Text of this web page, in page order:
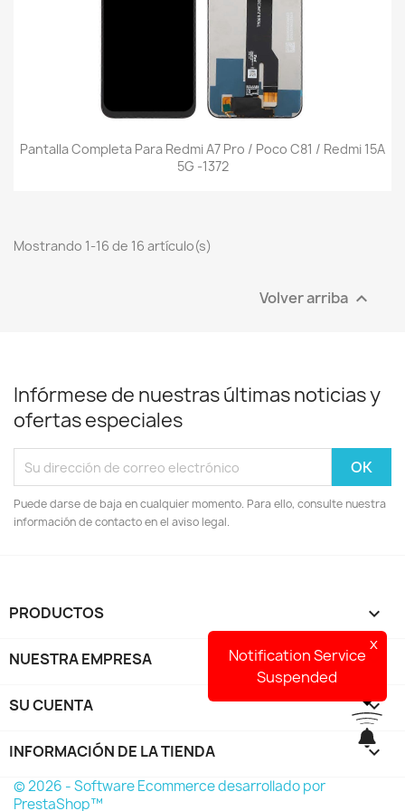
Pantalla Completa Para Redmi A7 Pro / Poco C81 / Redmi 15A
5G -1372
Mostrando 1-16 de 16 artículo(s)
Volver arriba 
Infórmese de nuestras últimas noticias y
ofertas especiales
Puede darse de baja en cualquier momento. Para ello, consulte nuestra
información de contacto en el aviso legal.
PRODUCTOS 
NUESTRA EMPRESA 
SU CUENTA 
INFORMACIÓN DE LA TIENDA keyboard_arrow_down
© 2026 - Software Ecommerce desarrollado por
PrestaShop™
x
Notification Service
Suspended